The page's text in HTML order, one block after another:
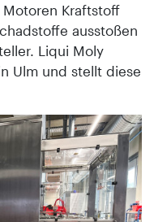
Kraftstoff
ausstoßen
Liqui Moly
Ulm und stellt diese